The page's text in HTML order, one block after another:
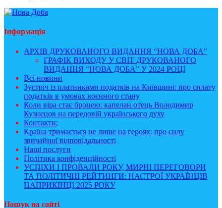
Інформація
АРХІВ ДРУКОВАНОГО ВИДАННЯ “НОВА ДОБА”
ГРАФІК ВИХОДУ У СВІТ ДРУКОВАНОГО
ВИДАННЯ “НОВА ДОБА” У 2024 РОЦІ
Всі новини
Зустріч із платниками податків на Київщині: про сплату
податків в умовах воєнного стану
Коли віра стає бронею: капелан отець Володимир
Кузнецов на передовій українського духу
Контакти:
Країна тримається не лише на героях: про силу
звичайної відповідальності
Наші послуги
Політика конфіденційності
УСПІХИ І ПРОВАЛИ РОКУ, МИРНІ ПЕРЕГОВОРИ
ТА ПОЛІТИЧНІ РЕЙТИНГИ: НАСТРОЇ УКРАЇНЦІВ
НАПРИКІНЦІ 2025 РОКУ
Пошук на сайті